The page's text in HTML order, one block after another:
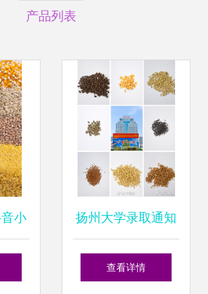
产品列表
小
略
扬州大学录取通知
书里藏“种子”:让新
查看详情